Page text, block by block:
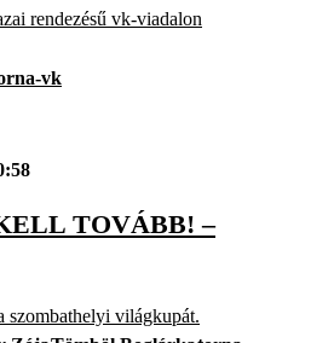
rendezésű vk-viadalon
vk
TOVÁBB! –
szombathelyi világkupát.